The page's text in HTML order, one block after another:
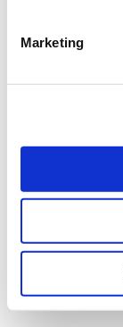
Marketing